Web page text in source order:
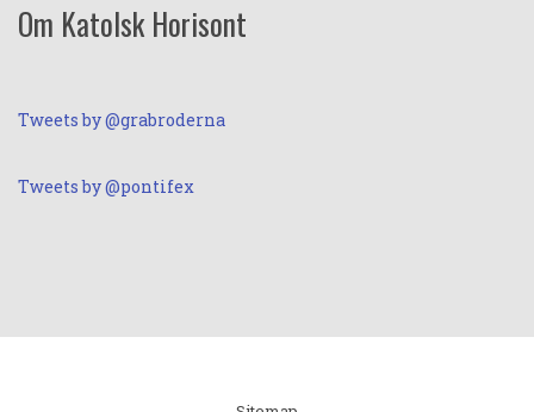
Om Katolsk Horisont
Tweets by @grabroderna
Tweets by @pontifex